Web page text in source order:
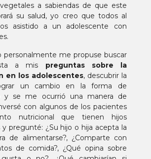
a sabiendas de que este
su salud, yo creo que todos al
asistido a un adolescente con
personalmente me propuse buscar
a mis preguntas sobre la
en los adolescentes, descubrir la
un cambio en la forma de
y se me ocurrió una manera de
con algunos de los pacientes
nutricional que tienen hijos
y pregunté: ¿Su hijo o hija acepta la
de alimentarse?, ¿Comparte con
de comida?, ¿Qué opina sobre